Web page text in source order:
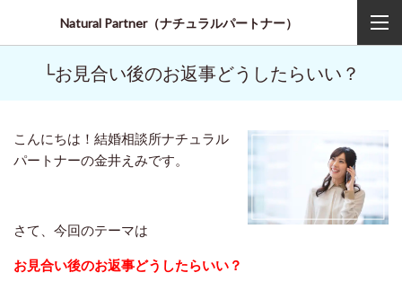
Natural Partner（ナチュラルパートナー）
└お見合い後のお返事どうしたらいい？
こんにちは！結婚相談所ナチュラル
パートナーの金井えみです。
さて、今回のテーマは
お見合い後のお返事どうしたらいい？